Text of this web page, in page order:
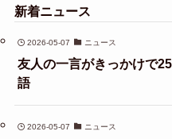
新着ニュース
2026-05-07 ニュース
友人の一言がきっかけで
語
2026-05-07 ニュース